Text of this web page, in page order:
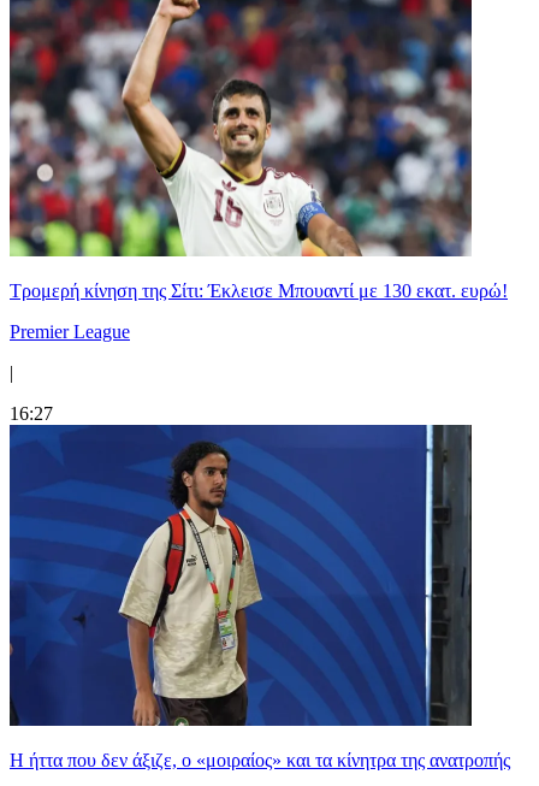
Τρομερή κίνηση της Σίτι: Έκλεισε Μπουαντί με 130 εκατ. ευρώ!
Premier League
|
16:27
Η ήττα που δεν άξιζε, ο «μοιραίος» και τα κίνητρα της ανατροπής